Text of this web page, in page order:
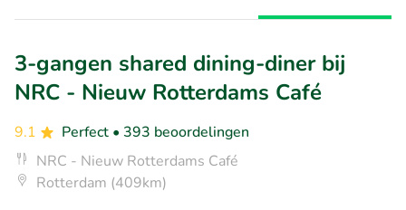
3-gangen shared dining-diner bij
NRC - Nieuw Rotterdams Café
9.1 Perfect • 393 beoordelingen
NRC - Nieuw Rotterdams Café
Rotterdam (409km)